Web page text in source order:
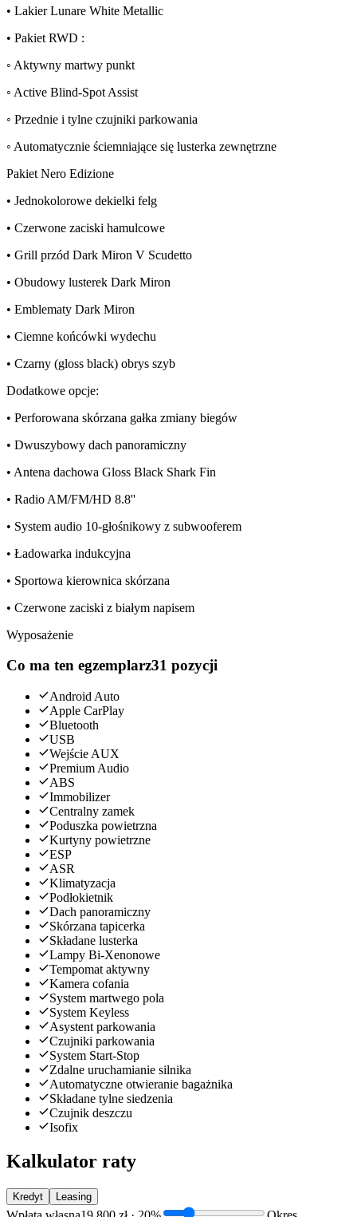
• Lakier Lunare White Metallic
• Pakiet RWD :
◦ Aktywny martwy punkt
◦ Active Blind-Spot Assist
◦ Przednie i tylne czujniki parkowania
◦ Automatycznie ściemniające się lusterka zewnętrzne
Pakiet Nero Edizione
• Jednokolorowe dekielki felg
• Czerwone zaciski hamulcowe
• Grill przód Dark Miron V Scudetto
• Obudowy lusterek Dark Miron
• Emblematy Dark Miron
• Ciemne końcówki wydechu
• Czarny (gloss black) obrys szyb
Dodatkowe opcje:
• Perforowana skórzana gałka zmiany biegów
• Dwuszybowy dach panoramiczny
• Antena dachowa Gloss Black Shark Fin
• Radio AM/FM/HD 8.8''
• System audio 10-głośnikowy z subwooferem
• Ładowarka indukcyjna
• Sportowa kierownica skórzana
• Czerwone zaciski z białym napisem
Wyposażenie
Co ma ten egzemplarz31 pozycji
Android Auto
Apple CarPlay
Bluetooth
USB
Wejście AUX
Premium Audio
ABS
Immobilizer
Centralny zamek
Poduszka powietrzna
Kurtyny powietrzne
ESP
ASR
Klimatyzacja
Podłokietnik
Dach panoramiczny
Skórzana tapicerka
Składane lusterka
Lampy Bi-Xenonowe
Tempomat aktywny
Kamera cofania
System martwego pola
System Keyless
Asystent parkowania
Czujniki parkowania
System Start-Stop
Zdalne uruchamianie silnika
Automatyczne otwieranie bagażnika
Składane tylne siedzenia
Czujnik deszczu
Isofix
Kalkulator raty
Kredyt Leasing